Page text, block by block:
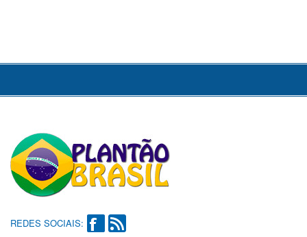
REDES SOCIAIS: